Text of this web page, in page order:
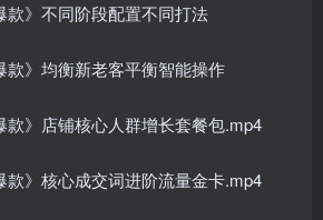
款》不同阶段配置不同打法
款》均衡新老客平衡智能操作
款》店铺核心人群增长套餐包.mp4
款》核心成交词进阶流量金卡.mp4